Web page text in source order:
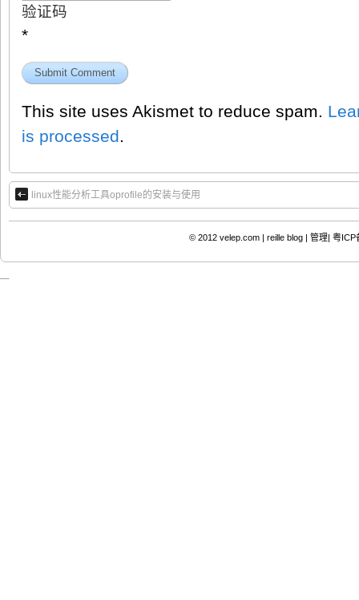
验证码
*
This site uses Akismet to reduce spam.
is processed.
linux性能分析工具oprofile的安装与使用
© 2012 velep.com | reille blog| 管理| 粤ICP